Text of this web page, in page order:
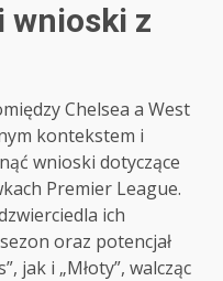
wnioski z
Chelsea a West
kontekstem i
wnioski dotyczące
Premier League.
ich
oraz potencjał
jak i „Młoty”, walcząc